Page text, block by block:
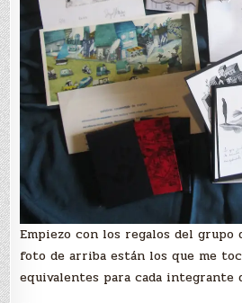
Empiezo con los regalos del grupo
foto de arriba están los que me
equivalentes para cada integrante